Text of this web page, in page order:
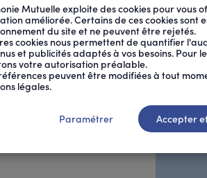
Mutuelle exploite des cookies pour vous
améliorée. Certains de ces cookies sont
du site et ne peuvent être rejetés.
cookies nous permettent de quantifier
et publicités adaptés à vos besoins. Pour
votre autorisation préalable.
peuvent être modifiées à tout
légales.
Paramétrer Accepter